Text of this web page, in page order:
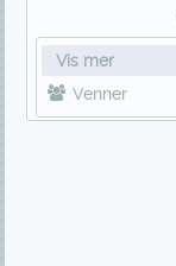
Vis mer
Venner